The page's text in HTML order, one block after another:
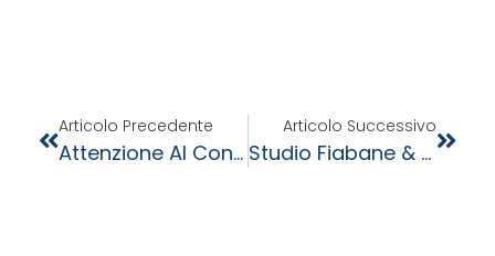
Articolo Precedente
Attenzione Al Controllo Delle Lettere D’intento
Articolo Successivo
Studio Fiabane & Partners Con Corimpex Srl Nel Finanziamento SIMEST